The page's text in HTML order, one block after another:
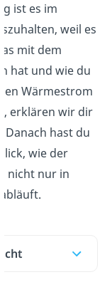
ist es im
weil es
mit dem
hat und wie du
Wärmestrom
erklären wir dir
Danach hast du
wie der
nicht nur in